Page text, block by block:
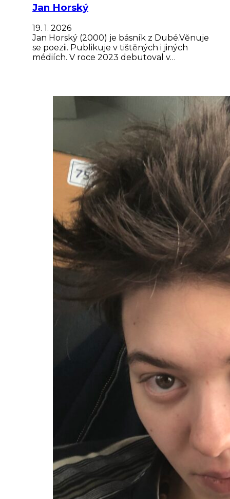
Jan Horský
19. 1. 2026
Jan Horský (2000) je básník z Dubé.Věnuje
se poezii. Publikuje v tištěných i jiných
médiích. V roce 2023 debutoval v…